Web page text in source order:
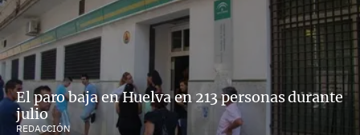
El paro baja en Huelva en 213 personas durante
julio
REDACCIÓN